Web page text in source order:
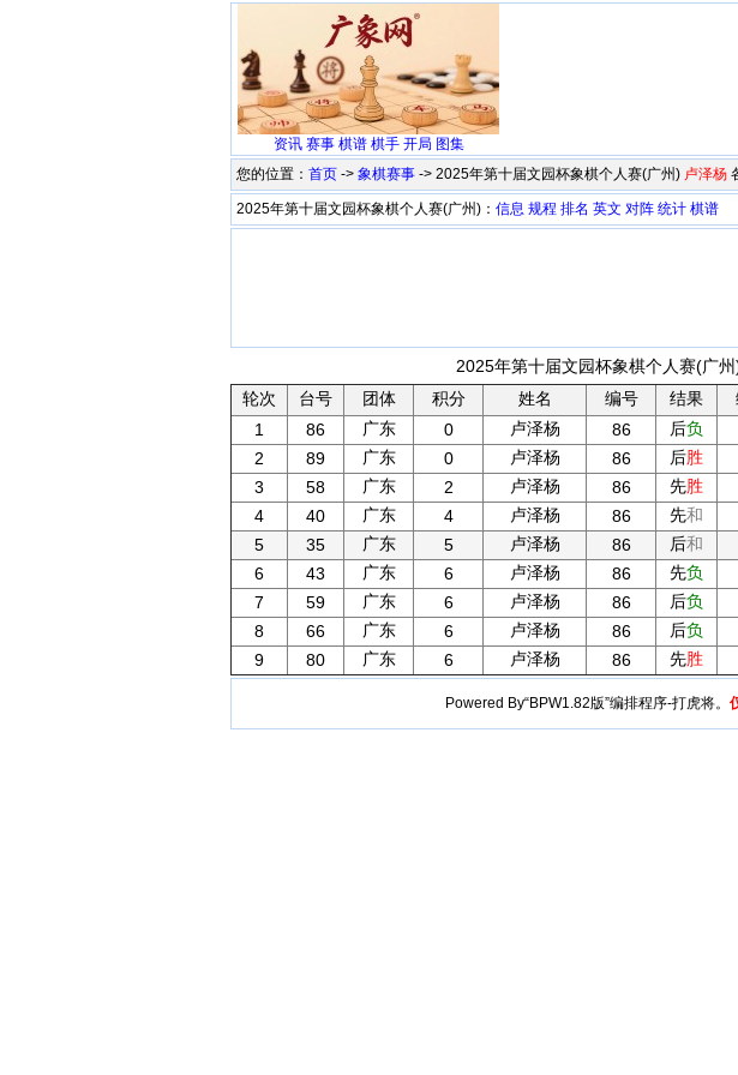
资讯 赛事 棋谱 棋手 开局 图集
您的位置： 首页 -> 象棋赛事 -> 2025年第十届文园杯象棋个人赛(广州) 卢泽杨
2025年第十届文园杯象棋个人赛(广州)： 信息 规程 排名 英文 对阵 统计 棋谱
2025年第十届文园杯象棋个人赛(广
轮次
台号 团体 积分 姓名 编号 结果
1
86 广东 0 卢泽杨 86 后负
2
89 广东 0 卢泽杨 86 后胜
3
58 广东 2 卢泽杨 86 先胜
4
40 广东 4 卢泽杨 86 先和
5
35 广东 5 卢泽杨 86 后和
6
43 广东 6 卢泽杨 86 先负
7
59 广东 6 卢泽杨 86 后负
8
66 广东 6 卢泽杨 86 后负
9
80 广东 6 卢泽杨 86 先胜
Powered By“BPW1.82版”编排程序-打虎将。